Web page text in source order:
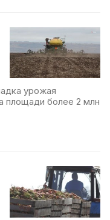
урожая
площади более 2 млн